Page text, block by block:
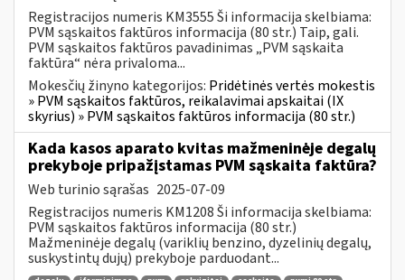
Registracijos numeris KM3555 Ši informacija skelbiama:
PVM sąskaitos faktūros informacija (80 str.) Taip, gali.
PVM sąskaitos faktūros pavadinimas „PVM sąskaita
faktūra“ nėra privaloma...
Mokesčių žinyno kategorijos: Pridėtinės vertės mokestis
» PVM sąskaitos faktūros, reikalavimai apskaitai (IX
skyrius) » PVM sąskaitos faktūros informacija (80 str.)
Kada kasos aparato kvitas mažmeninėje degalų
prekyboje pripažįstamas PVM sąskaita faktūra?
Web turinio sąrašas 2025-07-09
Registracijos numeris KM1208 Ši informacija skelbiama:
PVM sąskaitos faktūros informacija (80 str.)
Mažmeninėje degalų (variklių benzino, dyzelinių degalų,
suskystintų dujų) prekyboje parduodant...